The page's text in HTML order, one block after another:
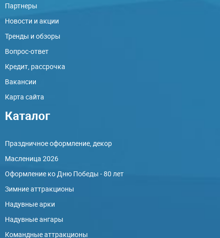
Партнеры
Новости и акции
Тренды и обзоры
Вопрос-ответ
Кредит, рассрочка
Вакансии
Карта сайта
Каталог
Праздничное оформление, декор
Масленица 2026
Оформление ко Дню Победы - 80 лет
Зимние аттракционы
Надувные арки
Надувные ангары
Командные аттракционы